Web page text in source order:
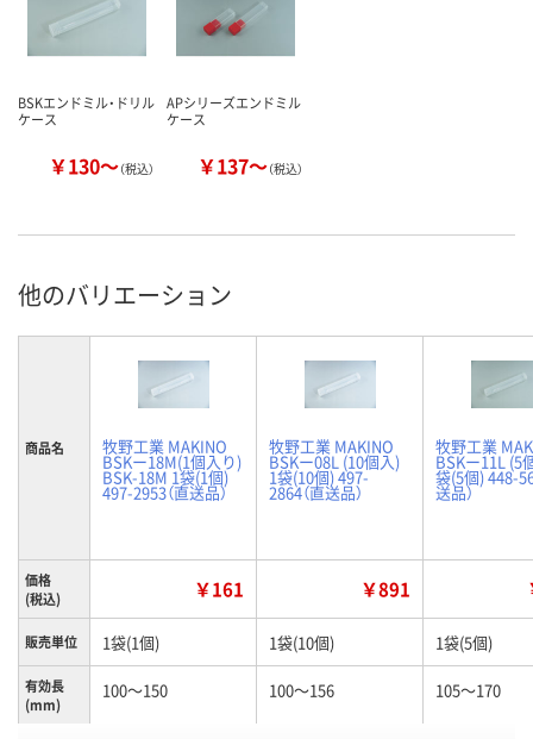
BSKエンドミル・ドリル
ケース
￥130～（税込）
APシリーズエンドミル
ケース
￥137～（税込）
他のバリエーション
商品名 牧野工業 MAKINO
BSKー18M(1個入り)
BSK-18M 1袋(1個)
497-2953（直送品）
牧野工業 MAKINO
BSKー08L (10個入)
1袋(10個) 497-
2864（直送品）
牧野工業
BSKー11L (5
袋(5個) 448-
送品）
価格
(税込)
￥161 ￥891
販売単位 1袋(1個) 1袋(10個) 1袋(5個)
有効長
(mm)
100～150 100～156 105～170